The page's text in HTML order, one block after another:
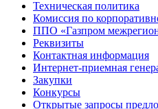
Техническая политика
Комиссия по
ППО «Газпром
Реквизиты
Контактная информация
Интернет-приемная
Закупки
Конкурсы
Открытые запросы